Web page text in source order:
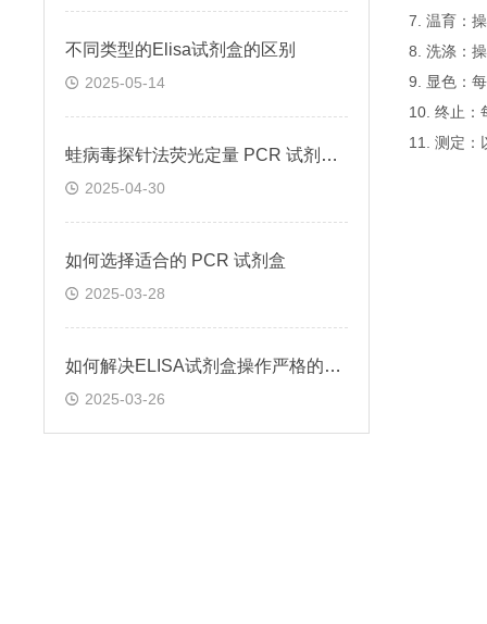
不同类型的Elisa试剂盒的区别
2025-05-14
蛙病毒探针法荧光定量 PCR 试剂盒定量定性检测
2025-04-30
如何选择适合的 PCR 试剂盒
2025-03-28
如何解决ELISA试剂盒操作严格的问题
2025-03-26
7. 温育：
8. 洗涤：
9. 显色：
10. 终止：
11. 测定：